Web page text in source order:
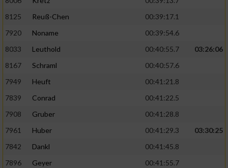
8125
Reuß-Chen
00:39:17.1
7920
Noname
00:39:54.6
8033
Leuthold 00:40:55.7
03:26:06
8167
Schraml
00:40:57.6
7949
Heuft
00:41:21.8
7839
Conrad
00:41:22.5
7908
Gruber
00:41:28.8
7961
Huber 00:41:29.3
03:30:25
7842
Dankl
00:41:45.8
7896
Geyer
00:41:55.7